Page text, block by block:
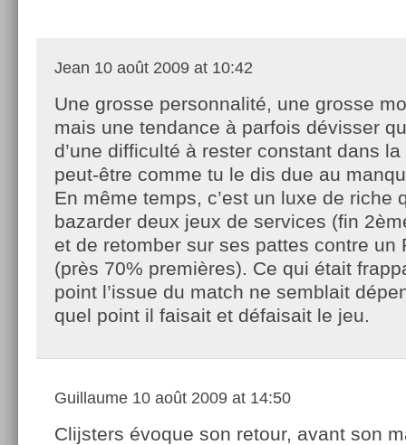
Jean 10 août 2009 at 10:42
Une grosse personnalité, une grosse
mais une tendance à parfois dévisser
d’une difficulté à rester constant dans
peut-être comme tu le dis due au
En même temps, c’est un luxe de riche
bazarder deux jeux de services (fin
et de retomber sur ses pattes contre un
(près 70% premières). Ce qui était
point l’issue du match ne semblait
quel point il faisait et défaisait le jeu.
Guillaume 10 août 2009 at 14:50
Clijsters évoque son retour, avant son